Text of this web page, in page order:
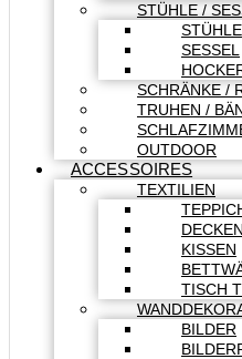
STÜHLE /
STÜHLE
SESSEL
SCHRÄNKE /
TRUHEN /
OUTDOOR
ACCESSOIRES
TEXTILIEN
KISSEN
TISCH
BILDER